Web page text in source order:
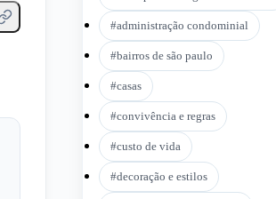
#administração condominial
#bairros de são paulo
#casas
#convivência e regras
#custo de vida
#decoração e estilos